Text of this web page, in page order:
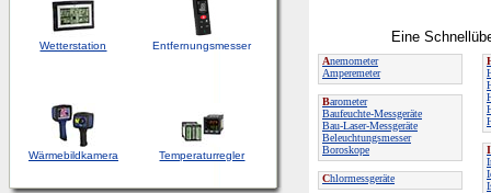
Wetterstation Entfernungsmesser
Wärmebildkamera Temperaturregler
Eine
Anemometer
Amperemeter
Barometer
Baufeuchte-Messgeräte
Bau-Laser-Messgeräte
Beleuchtungsmesser
Boroskope
Chlormessgeräte
I